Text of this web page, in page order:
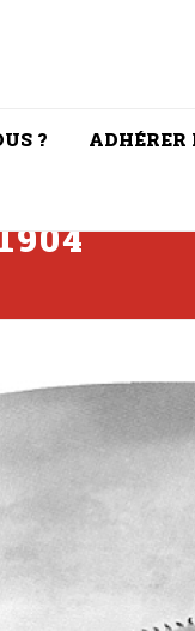
? ADHÉRER